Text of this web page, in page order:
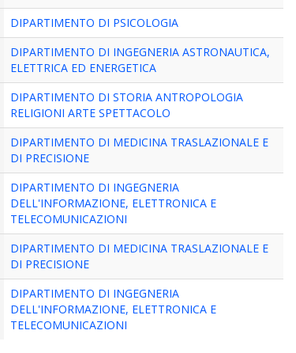
DIPARTIMENTO DI PSICOLOGIA
DIPARTIMENTO DI INGEGNERIA ASTRONAUTICA,
ELETTRICA ED ENERGETICA
DIPARTIMENTO DI STORIA ANTROPOLOGIA
RELIGIONI ARTE SPETTACOLO
DIPARTIMENTO DI MEDICINA TRASLAZIONALE E
DI PRECISIONE
DIPARTIMENTO DI INGEGNERIA
DELL'INFORMAZIONE, ELETTRONICA E
TELECOMUNICAZIONI
DIPARTIMENTO DI MEDICINA TRASLAZIONALE E
DI PRECISIONE
DIPARTIMENTO DI INGEGNERIA
DELL'INFORMAZIONE, ELETTRONICA E
TELECOMUNICAZIONI